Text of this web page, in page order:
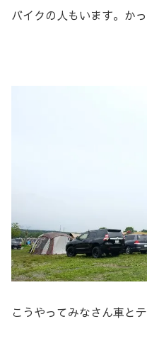
バイクの人もいます。か
こうやってみなさん車と